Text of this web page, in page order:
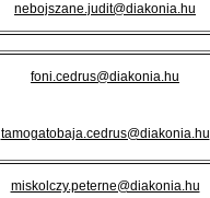
nebojszane.judit@diakonia.hu
foni.cedrus@diakonia.hu
tamogatobaja.cedrus@diakonia.hu
miskolczy.peterne@diakonia.hu